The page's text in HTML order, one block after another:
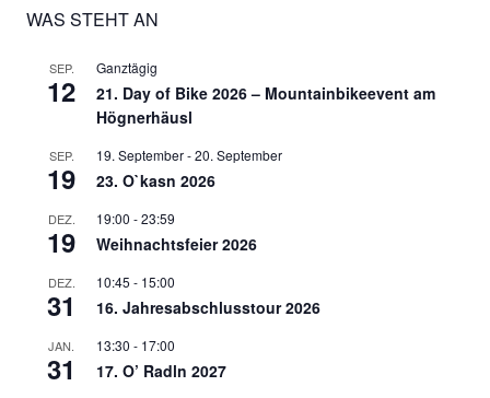
WAS STEHT AN
SEP.
12
Ganztägig
21. Day of Bike 2026 – Mountainbikeevent am
Högnerhäusl
SEP.
19
19. September-20. September
23. O`kasn 2026
DEZ.
19
19:00 -23:59
Weihnachtsfeier 2026
DEZ.
31
10:45 - 15:00
16. Jahresabschlusstour 2026
JAN.
31
13:30 - 17:00
17. O’ Radln 2027